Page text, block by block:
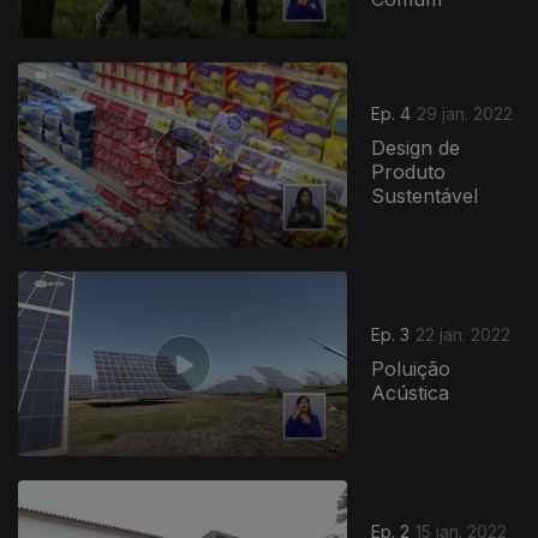
Ep. 4 29 jan. 2022
Design de
Produto
Sustentável
Ep. 3 22 jan. 2022
Poluição
Acústica
Ep. 2 15 jan. 2022